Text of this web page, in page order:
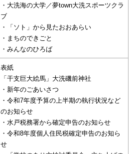
・大洗海の大学／夢town大洗スポーツクラ
ブ
・「ソト」から見たおおあらい
・まちのできごと
・みんなのひろば
表紙
「干支巨大絵馬」大洗磯前神社
・新年のごあいさつ
・令和7年度予算の上半期の執行状況など
のお知らせ
・水戸税務署から確定申告のお知らせ
・令和8年度個人住民税確定申告のお知ら
せ